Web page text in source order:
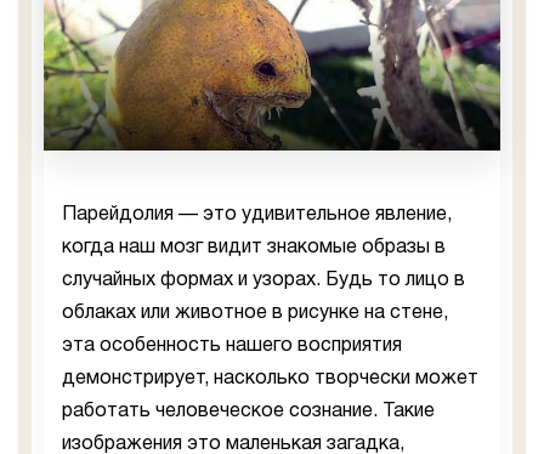
Парейдолия — это удивительное явление,
когда наш мозг видит знакомые образы в
случайных формах и узорах. Будь то лицо в
облаках или животное в рисунке на стене,
эта особенность нашего восприятия
демонстрирует, насколько творчески может
работать человеческое сознание. Такие
изображения это маленькая загадка,